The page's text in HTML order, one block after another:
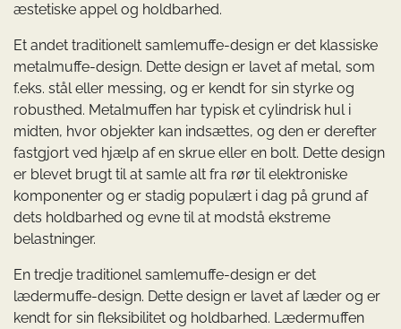
æstetiske appel og holdbarhed.
Et andet traditionelt samlemuffe-design er det klassiske
metalmuffe-design. Dette design er lavet af metal, som
f.eks. stål eller messing, og er kendt for sin styrke og
robusthed. Metalmuffen har typisk et cylindrisk hul i
midten, hvor objekter kan indsættes, og den er derefter
fastgjort ved hjælp af en skrue eller en bolt. Dette design
er blevet brugt til at samle alt fra rør til elektroniske
komponenter og er stadig populært i dag på grund af
dets holdbarhed og evne til at modstå ekstreme
belastninger.
En tredje traditionel samlemuffe-design er det
lædermuffe-design. Dette design er lavet af læder og er
kendt for sin fleksibilitet og holdbarhed. Lædermuffen